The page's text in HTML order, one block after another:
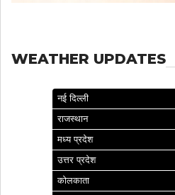
WEATHER UPDATES
नई दिल्ली
राजस्थान
मध्य प्रदेश
उत्तर प्रदेश
कोलकाता